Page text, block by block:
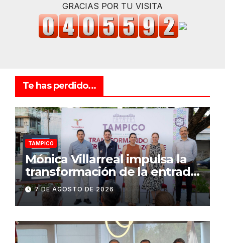
GRACIAS POR TU VISITA
Te has perdido...
TAMPICO
Mónica Villarreal impulsa la
transformación de la entrada
al Centro Histórico de
Tampico
7 DE AGOSTO DE 2026